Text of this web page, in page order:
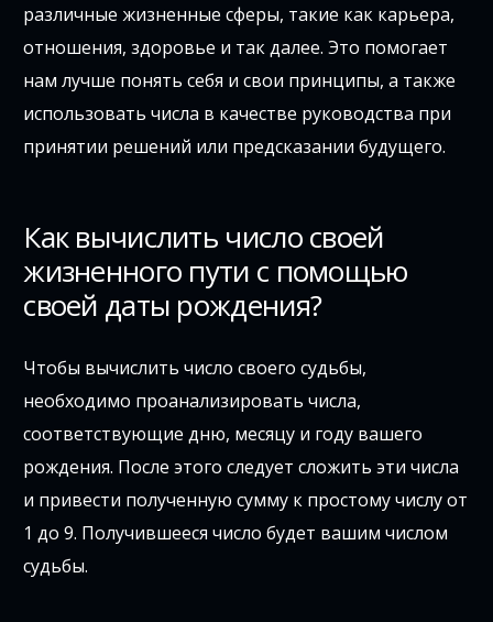
различные жизненные сферы, такие как карьера,
отношения, здоровье и так далее. Это помогает
нам лучше понять себя и свои принципы, а также
использовать числа в качестве руководства при
принятии решений или предсказании будущего.
Как вычислить число своей
жизненного пути с помощью
своей даты рождения?
Чтобы вычислить число своего судьбы,
необходимо проанализировать числа,
соответствующие дню, месяцу и году вашего
рождения. После этого следует сложить эти числа
и привести полученную сумму к простому числу от
1 до 9. Получившееся число будет вашим числом
судьбы.